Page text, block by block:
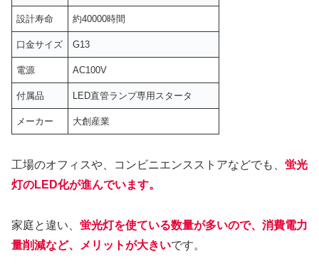
設計寿命 約40000時間
口金サイズ G13
電源 AC100V
付属品 LED直管ランプ専用スタータ
メーカー 大創産業
工場のオフィスや、コンビニエンスストアなどでも、 蛍光
灯のLED化が進んでいます。
家庭と違い、 蛍光灯を使ている数量が多いので、消費電力
量削減など、メリットが大きいです。